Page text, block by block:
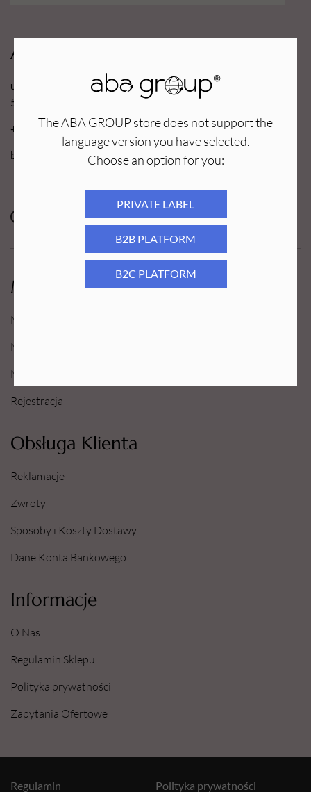
The ABA GROUP store does not support the
language version you have selected.
Choose an option for you:
PRIVATE LABEL
B2B PLATFORM
B2C PLATFORM
Moje Konto
Moje konto
Moje Zamówienia
Moje Ulubione
Rejestracja
Obsługa Klienta
Reklamacje
Zwroty
Sposoby i Koszty Dostawy
Dane Konta Bankowego
Informacje
O Nas
Regulamin Sklepu
Polityka prywatności
Zapytania Ofertowe
Aba Group
ul. Robotnicza 70D
53-608 Wrocław
+48 71 727 60 16
bok@e-abagroup.com
Polityka prywatności
Regulamin